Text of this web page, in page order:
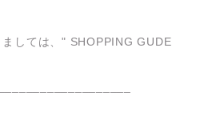
しては、" SHOPPING GUDE